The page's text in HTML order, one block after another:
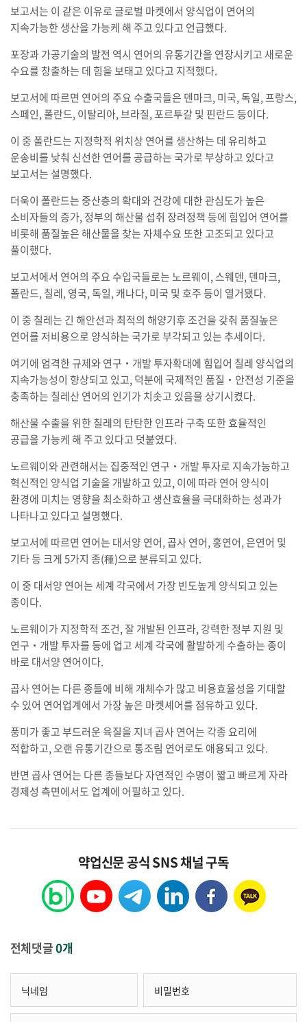
보고서는 이 같은 이유로 글로벌 마켓에서 양식업이 연어의
지속가능한 생산을 가능케 해 주고 있다고 언급했다.
포장과 가공기술의 발전 역시 연어의 유통기간을 연장시키고 새로운
수요를 창출하는 데 힘을 보태고 있다고 지적했다.
보고서에 따르면 연어의 주요 수출국들은 덴마크, 미국, 독일, 프랑스,
스페인, 폴란드, 이탈리아, 브라질, 포르투갈 및 핀란드 등이다.
이 중 폴란드는 지정학적 위치상 연어를 생산하는 데 유리하고
운송비를 낮춰 신선한 연어를 공급하는 국가로 부상하고 있다고
보고서는 설명했다.
더욱이 폴란드는 중산층의 확대와 건강에 대한 관심도가 높은
소비자들의 증가, 정부의 해산물 섭취 장려정책 등에 힘입어 연어를
비롯해 품질높은 해산물을 찾는 자체수요 또한 고조되고 있다고
풀이했다.
보고서에서 연어의 주요 수입국들로는 노르웨이, 스웨덴, 덴마크,
폴란드, 칠레, 영국, 독일, 캐나다, 미국 및 호주 등이 열거됐다.
이 중 칠레는 긴 해안선과 최적의 해양기후 조건을 갖춰 품질높은
연어를 저비용으로 양식하는 국가로 부각되고 있는 추세이다.
여기에 엄격한 규제와 연구‧개발 투자확대에 힘입어 칠레 양식업의
지속가능성이 향상되고 있고, 덕분에 국제적인 품질‧안전성 기준을
충족하는 칠레산 연어의 인기가 치솟고 있음을 상기시켰다.
해산물 수출을 위한 칠레의 탄탄한 인프라 구축 또한 효율적인
공급을 가능케 해 주고 있다고 덧붙였다.
노르웨이와 관련해서는 집중적인 연구‧개발 투자로 지속가능하고
혁신적인 양식업 기술을 개발하고 있고, 이에 따라 연어 양식이
환경에 미치는 영향을 최소화하고 생산효율을 극대화하는 성과가
나타나고 있다고 설명했다.
보고서에 따르면 연어는 대서양 연어, 곱사 연어, 홍연어, 은연어 및
기타 등 크게 5가지 종(種)으로 분류되고 있다.
이 중 대서양 연어는 세계 각국에서 가장 빈도높게 양식되고 있는
종이다.
노르웨이가 지정학적 조건, 잘 개발된 인프라, 강력한 정부 지원 및
연구‧개발 투자를 등에 업고 세계 각국에 활발하게 수출하는 종이
바로 대서양 연어이다.
곱사 연어는 다른 종들에 비해 개체수가 많고 비용효율성을 기대할
수 있어 연어업계에서 가장 높은 마켓셰어를 점유하고 있다.
풍미가 좋고 부드러운 육질을 지녀 곱사 연어는 각종 요리에
적합하고, 오랜 유통기간으로 통조림 연어로도 애용되고 있다.
반면 곱사 연어는 다른 종들보다 자연적인 수명이 짧고 빠르게 자라
경제성 측면에서도 업계에 어필하고 있다.
약업신문 공식 SNS 채널 구독
전체댓글0개